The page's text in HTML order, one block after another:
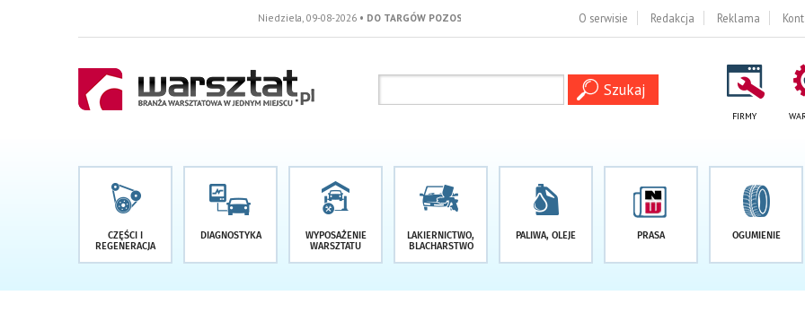
Niedziela, 09-08-2026• DO TARGÓW POZOSTAŁO -1 DNI O serwisie Redakcja Reklama
FIRMY
CZĘŚCI I
REGENERACJA
DIAGNOSTYKA
WYPOSAŻENIE
WARSZTATU
LAKIERNICTWO,
BLACHARSTWO
PALIWA, OLEJE PRASA OGUMIENIE